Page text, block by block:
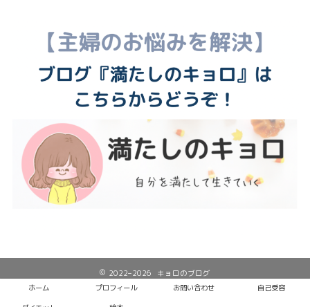
2022–2026 キョロのブログ
ホーム
プロフィール お問い合わせ 自己受容